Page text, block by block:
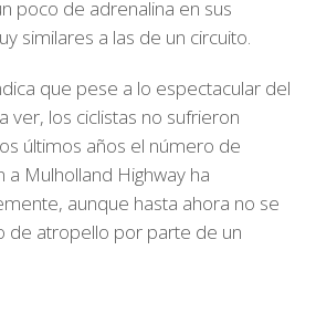
poco de adrenalina en sus
similares a las de un circuito.
que pese a lo espectacular del
ver, los ciclistas no sufrieron
últimos años el número de
a Mulholland Highway ha
aunque hasta ahora no se
de atropello por parte de un